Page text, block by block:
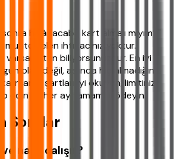
hâlâ "acaba kart almalı mıyım?"
muhtemelen ihtiyacınız yoktur.
varsa zaten biliyorsunuzdur. En iyi
olan değil, aslında hiç almadığınız
şartları iyi okuyun, limitinizi
edin ve her ay tamamını ödeyin.
Sorular
nasıl çalışır?